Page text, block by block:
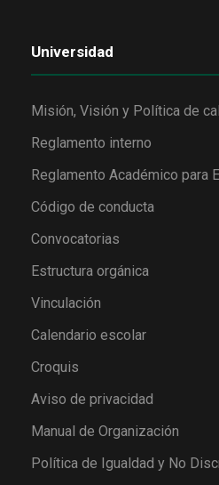
Universidad
Misión, Visión y Política de
Reglamento interno
Reglamento Académico para
Código de conducta
Convocatorias
Estructura orgánica
Vinculación
Calendario escolar
Croquis
Aviso de privacidad
Manual de Organización
Política de Igualdad y No